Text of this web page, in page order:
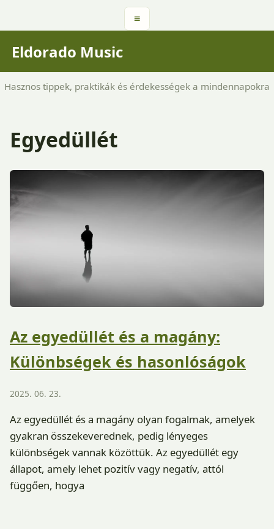
≡
Eldorado Music
Hasznos tippek, praktikák és érdekességek a mindennapokra
Egyedüllét
Az egyedüllét és a magány:
Különbségek és hasonlóságok
2025. 06. 23.
Az egyedüllét és a magány olyan fogalmak, amelyek
gyakran összekeverednek, pedig lényeges
különbségek vannak közöttük. Az egyedüllét egy
állapot, amely lehet pozitív vagy negatív, attól
függően, hogya